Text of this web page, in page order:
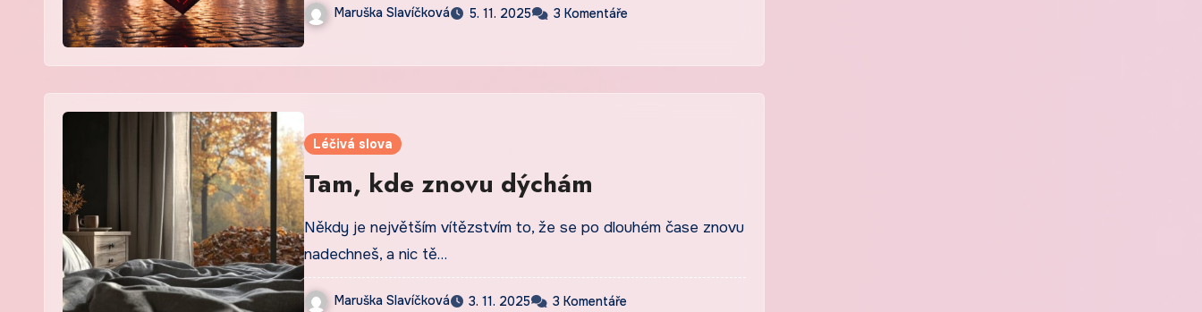
Maruška Slavíčková 5. 11. 2025 3 Komentáře
Léčivá slova
Tam, kde znovu dýchám
Někdy je největším vítězstvím to, že se po dlouhém čase znovu
nadechneš, a nic tě…
Maruška Slavíčková 3. 11. 2025 3 Komentáře